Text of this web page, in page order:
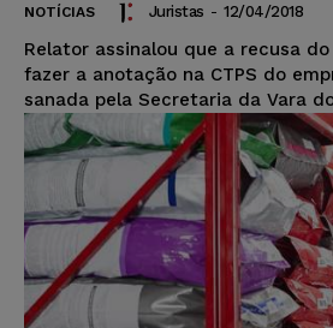
NOTÍCIAS Juristas - 12/04/2018
Relator assinalou que a recusa
fazer a anotação na CTPS do
sanada pela Secretaria da Vara